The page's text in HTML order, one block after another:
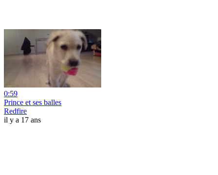
0:59
Prince et ses balles
Redfire
il y a 17 ans